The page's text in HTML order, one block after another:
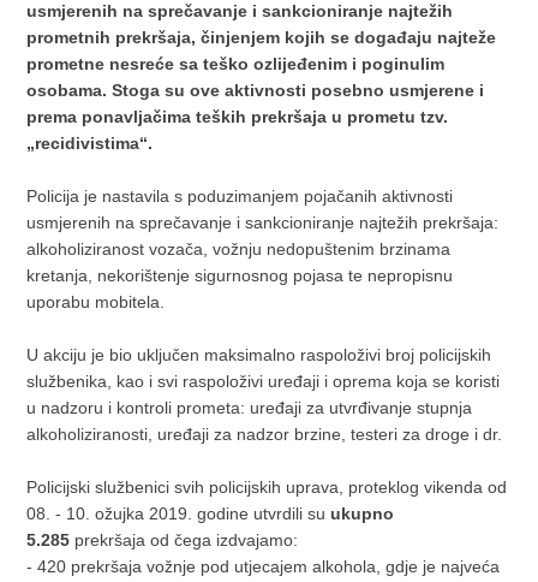
usmjerenih na sprečavanje i sankcioniranje najtežih
prometnih prekršaja, činjenjem kojih se događaju najteže
prometne nesreće sa teško ozlijeđenim i poginulim
osobama. Stoga su ove aktivnosti posebno usmjerene i
prema ponavljačima teških prekršaja u prometu tzv.
„recidivistima“.
Policija je nastavila s poduzimanjem pojačanih aktivnosti
usmjerenih na sprečavanje i sankcioniranje najtežih prekršaja:
alkoholiziranost vozača, vožnju nedopuštenim brzinama
kretanja, nekorištenje sigurnosnog pojasa te nepropisnu
uporabu mobitela.
U akciju je bio uključen maksimalno raspoloživi broj policijskih
službenika, kao i svi raspoloživi uređaji i oprema koja se koristi
u nadzoru i kontroli prometa: uređaji za utvrđivanje stupnja
alkoholiziranosti, uređaji za nadzor brzine, testeri za droge i dr.
Policijski službenici svih policijskih uprava, proteklog vikenda od
08. - 10. ožujka 2019. godine utvrdili suukupno
5.285 prekršaja od čega izdvajamo:
- 420 prekršaja vožnje pod utjecajem alkohola, gdje je najveća